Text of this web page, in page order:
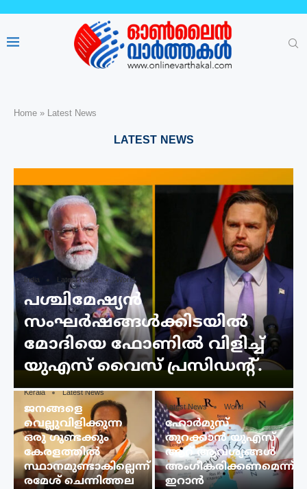
Home » Latest News
LATEST NEWS
India Latest News World
പശ്ചിമേഷ്യന്‍
സംഘര്‍ഷങ്ങള്‍ക്കിടയിൽ
മോദിയെ ഫോണില്‍ വിളിച്ച്
യുഎസ് വൈസ് പ്രസിഡന്റ്.
Kerala Latest News
ജനങ്ങളെ
വെല്ലുവിളിക്കുന്ന
ഒരു ഗുണ്ടക്കും
കേരളത്തിൽ
സ്ഥാനമുണ്ടാകില്ലെന്ന്
രമേശ് ചെന്നിത്തല
Latest News World
ഹോർമുസ്
തുറക്കാൻ യുഎസ്
ആറ് ആവശ്യങ്ങൾ
അംഗീകരിക്കണമെന്ന്
ഇറാൻ